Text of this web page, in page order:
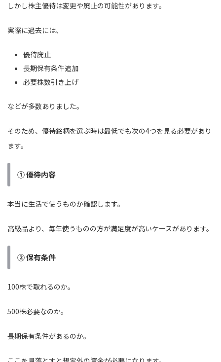
しかし株主優待は変更や廃止の可能性があります。
実際に過去には、
優待廃止
長期保有条件追加
必要株数引き上げ
などが多数ありました。
そのため、優待銘柄を選ぶ時は最低でも次の4つを見る必要があり
ます。
① 優待内容
本当に生活で使うものか確認します。
高級品より、毎年使うものの方が満足度が高いケースがあります。
② 保有条件
100株で取れるのか。
500株必要なのか。
長期保有条件があるのか。